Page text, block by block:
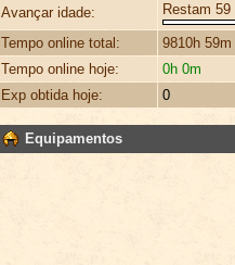
Avançar idade: Restam
Tempo online total:
9810h 59m
Tempo online hoje:
0h 0m
Exp obtida hoje:
0
Equipamentos